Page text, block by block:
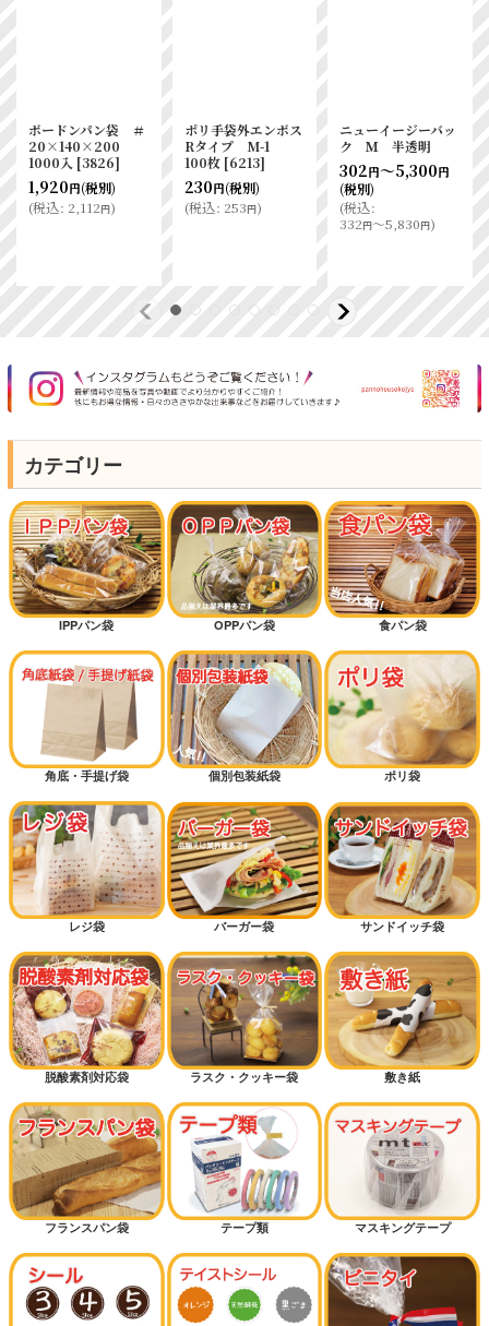
ボードンパン袋 ＃
20×140×200
1000入 [3826]
1,920円(税別)
(税込: 2,112円)
ポリ手袋外エンボス
Rタイプ M-1
100枚 [6213]
230円(税別)
(税込: 253円)
ニューイージーバッ
ク Ｍ 半透明
302円～5,300円
(税別)
(税込:
332円～5,830円)
カテゴリー
IPPパン袋 OPPパン袋 食パン袋
角底・手提げ袋 個別包装紙袋 ポリ袋
レジ袋 バーガー袋 サンドイッチ袋
脱酸素剤対応袋 ラスク・クッキー袋 敷き紙
フランスパン袋 テープ類 マスキングテープ